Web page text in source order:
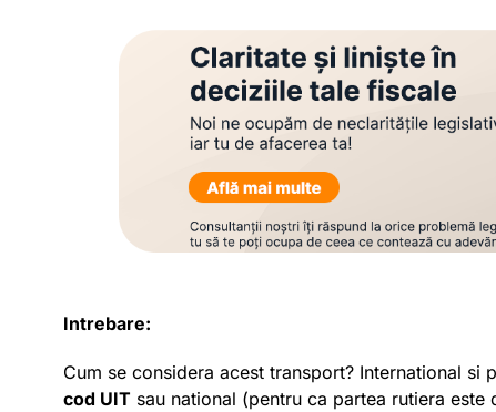
Intrebare:
Cum se considera acest transport? International
cod UIT sau national (pentru ca partea rutiera